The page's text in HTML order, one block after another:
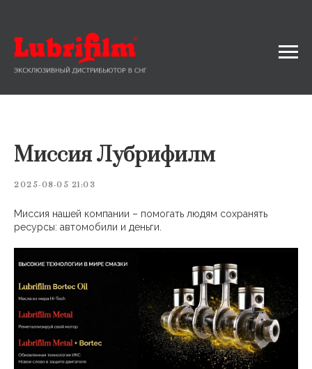
Миссия Лубрифилм
2025-08-05 21:03
Миссия нашей компании – помогать людям сохранять
ресурсы: автомобили и деньги.